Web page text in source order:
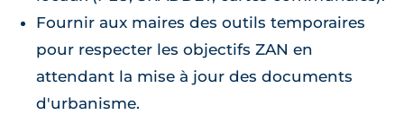
Fournir aux maires des outils temporaires
pour respecter les objectifs ZAN en
attendant la mise à jour des documents
d'urbanisme.